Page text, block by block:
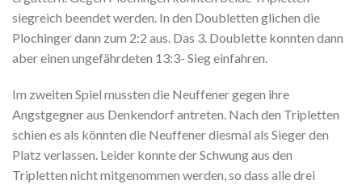
siegreich beendet werden. In den Doubletten glichen die
Plochinger dann zum 2:2 aus. Das 3. Doublette konnten dann
aber einen ungefährdeten 13:3- Sieg einfahren.
Im zweiten Spiel mussten die Neuffener gegen ihre
Angstgegner aus Denkendorf antreten. Nach den Tripletten
schien es als könnten die Neuffener diesmal als Sieger den
Platz verlassen. Leider konnte der Schwung aus den
Tripletten nicht mitgenommen werden, so dass alle drei